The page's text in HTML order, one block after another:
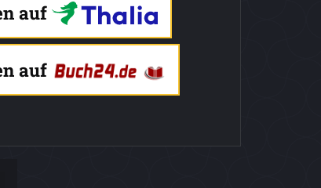
auf
auf